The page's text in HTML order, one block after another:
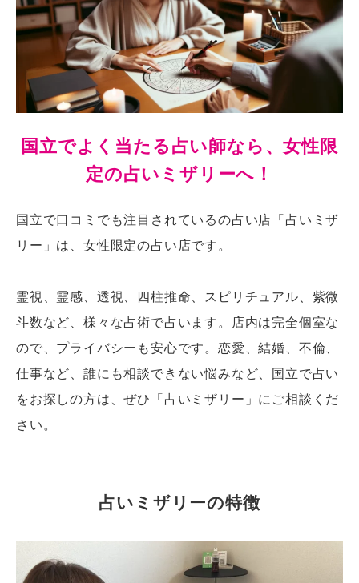
国立でよく当たる占い師なら、女性限
定の占いミザリーへ！
国立で口コミでも注目されているの占い店「占いミザ
リー」は、女性限定の占い店です。
霊視、霊感、透視、四柱推命、スピリチュアル、紫微
斗数など、様々な占術で占います。店内は完全個室な
ので、プライバシーも安心です。恋愛、結婚、不倫、
仕事など、誰にも相談できない悩みなど、国立で占い
をお探しの方は、ぜひ「占いミザリー」にご相談くだ
さい。
占いミザリーの特徴